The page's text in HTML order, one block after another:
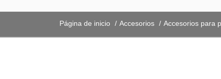
Página de inicio Accesorios Accesorios para